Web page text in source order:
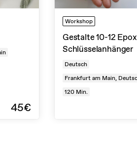
45€
Workshop
Gestalte 10-12
Schlüsselanhänger
Deutsch
Frankfurt am Main,
120 Min.